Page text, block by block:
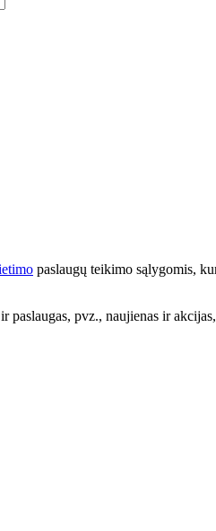
paslaugų teikimo sąlygomis,
pvz., naujienas ir